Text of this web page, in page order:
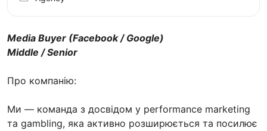
Media Buyer (Facebook / Google)
Middle / Senior
Про компанію:
Ми — команда з досвідом у performance marketing
та gambling, яка активно розширюється та посилює